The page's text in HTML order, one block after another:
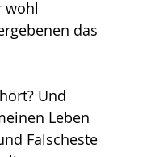
wohl
das
Und
Leben
Falscheste